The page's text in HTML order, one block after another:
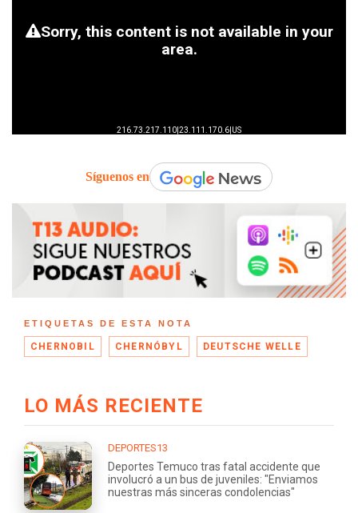
Síguenos en
ETIQUETAS DE ESTA NOTA
CHERNOBIL CHERNÓBYL DEUTSCHE WELLE
LO MÁS RECIENTE
DEPORTES13
Deportes Temuco tras fatal accidente que
involucró a un bus de juveniles: "Enviamos
nuestras más sinceras condolencias"